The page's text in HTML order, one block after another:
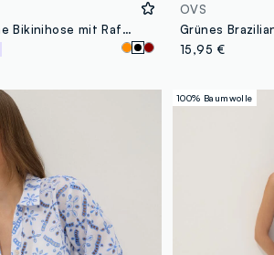
Schwarze, elastische Bikinihose mit Raffungen
OVS
15,95 €
100% Baumwolle